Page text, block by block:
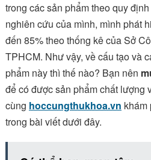
trong các sản phẩm theo quy
nghiên cứu của mình, mình phát
đến 85% theo thống kê của Sở
TPHCM. Như vậy, về cấu tạo và
phẩm này thì thế nào? Bạn nên
để có được sản phẩm chất lượng
cùng hoccungthukhoa.vn khám
trong bài viết dưới đây.